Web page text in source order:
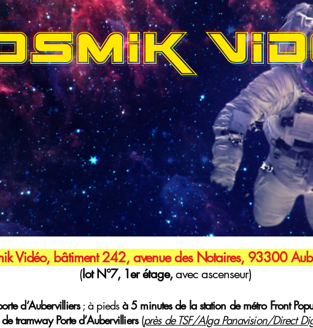
Vidéo, bâtiment 242, avenue des Notaires, 93300
(lot N°7, 1er étage,avec ascenseur)
d’Aubervilliers; à piedsà 5 minutes de la station de métro Front
de tramway Porte d’Aubervilliers(près de TSF/Alga Panavision/Direct